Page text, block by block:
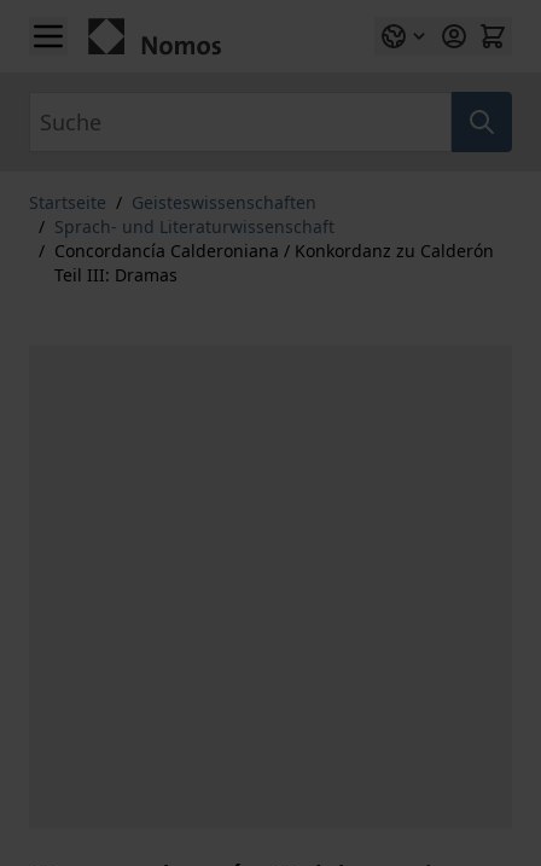
Zum Inhalt springen
Startseite / Geisteswissenschaften
/ Sprach- und Literaturwissenschaft
/ Concordancía Calderoniana / Konkordanz zu Calderón
Teil III: Dramas